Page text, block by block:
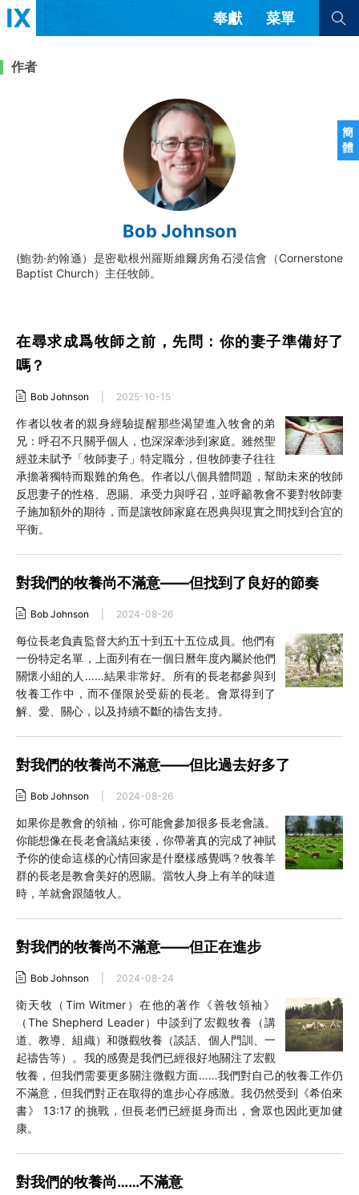
簡
體
奉獻 菜單
書評 訪談
解經式講道與神學
福音傳講與宣教 成員制與教會紀律
查看全部
查看全部
隱私條款
正體中文
西班牙語
葡萄牙語
俄語
烏茲別克語
达里语
韓語
土耳其語
阿拉伯語
阿爾巴尼亞語
作者
Bob Johnson
(鮑勃·約翰遜）是密歇根州羅斯維爾房角石浸信會（Cornerstone
Baptist Church）主任牧師。
在尋求成爲牧師之前，先問：你的妻子準備好了
嗎？
Bob Johnson 2025-10-15
作者以牧者的親身經驗提醒那些渴望進入牧會的弟
兄：呼召不只關乎個人，也深深牽涉到家庭。雖然聖
經並未賦予「牧師妻子」特定職分，但牧師妻子往往
承擔著獨特而艱難的角色。作者以八個具體問題，幫助未來的牧師
反思妻子的性格、恩賜、承受力與呼召，並呼籲教會不要對牧師妻
子施加額外的期待，而是讓牧師家庭在恩典與現實之間找到合宜的
平衡。
對我們的牧養尚不滿意——但找到了良好的節奏
Bob Johnson 2024-08-26
每位長老負責監督大約五十到五十五位成員。他們有
一份特定名單，上面列有在一個日曆年度內屬於他們
關懷小組的人……結果非常好。所有的長老都參與到
牧養工作中，而不僅限於受薪的長老。會眾得到了
解、愛、關心，以及持續不斷的禱告支持。
對我們的牧養尚不滿意——但比過去好多了
Bob Johnson 2024-08-26
如果你是教會的領袖，你可能會參加很多長老會議。
你能想像在長老會議結束後，你帶著真的完成了神賦
予你的使命這樣的心情回家是什麼樣感覺嗎？牧養羊
群的長老是教會美好的恩賜。當牧人身上有羊的味道
時，羊就會跟隨牧人。
對我們的牧養尚不滿意——但正在進步
Bob Johnson 2024-08-24
衛天牧（Tim Witmer）在他的著作《善牧領袖》
（The Shepherd Leader）中談到了宏觀牧養（講
道、教導、組織）和微觀牧養（談話、個人門訓、一
起禱告等）。我的感覺是我們已經很好地關注了宏觀
牧養，但我們需要更多關注微觀方面……我們對自己的牧養工作仍
不滿意，但我們對正在取得的進步心存感激。我仍然受到《希伯來
書》 13:17 的挑戰，但長老們已經挺身而出，會眾也因此更加健
康。
對我們的牧養尚……不滿意